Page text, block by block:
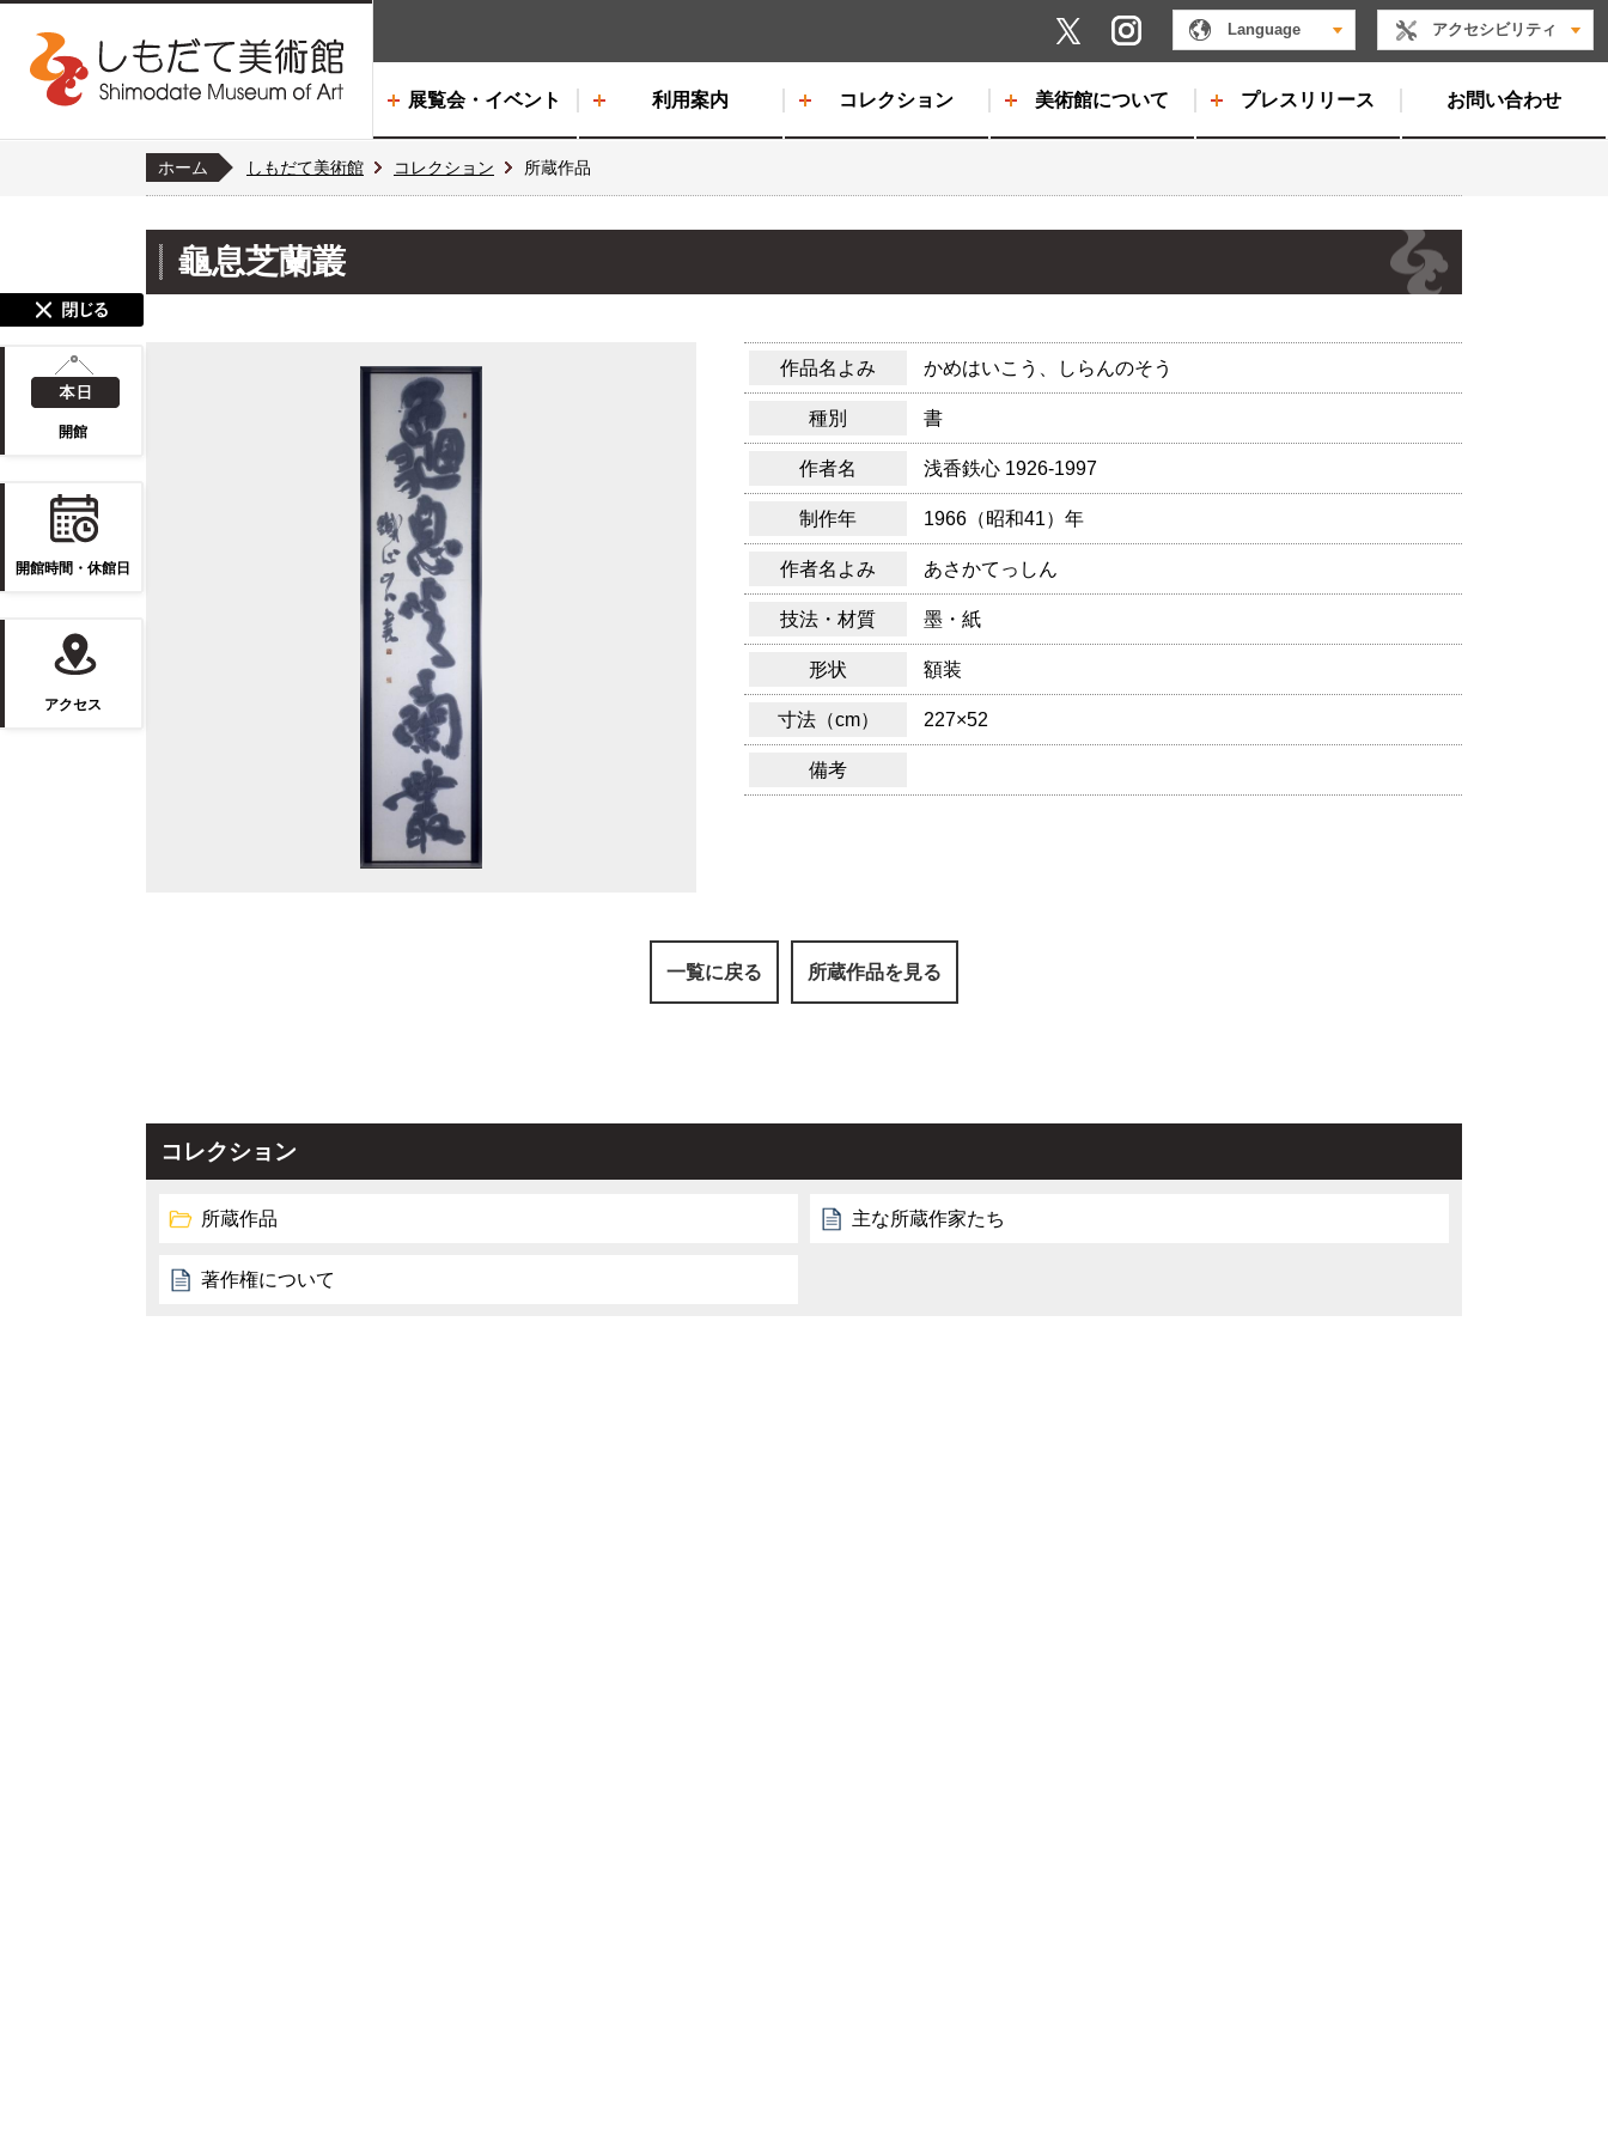
Instagram Language アクセシビリティ
展覧会・イベント 利用案内 コレクション 美術館について プレスリリース お問い合わせ
開館
開館時間・休館日
アクセス
ホーム しもだて美術館 コレクション 所蔵作品
龜息芝蘭叢
作品名よみ かめはいこう、しらんのそう
種別 書
作者名 浅香鉄心 1926-1997
制作年 1966（昭和41）年
作者名よみ あさかてっしん
技法・材質 墨・紙
形状 額装
寸法（cm） 227×52
備考
一覧に戻る 所蔵作品を見る
コレクション
所蔵作品 主な所蔵作家たち
著作権について